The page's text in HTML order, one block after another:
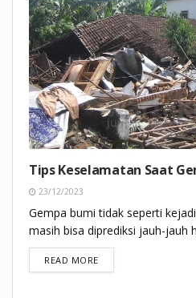
Tips Keselamatan Saat
23/12/2023
Gempa bumi tidak seperti
masih bisa diprediksi jauh-jauh
READ MOREDETAILS